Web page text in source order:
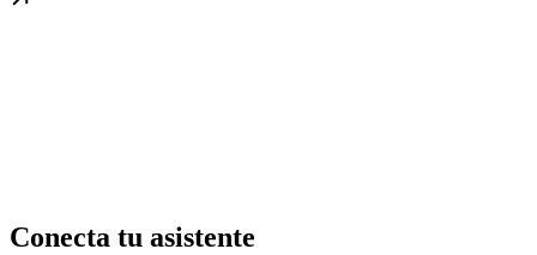
Conecta tu asistente